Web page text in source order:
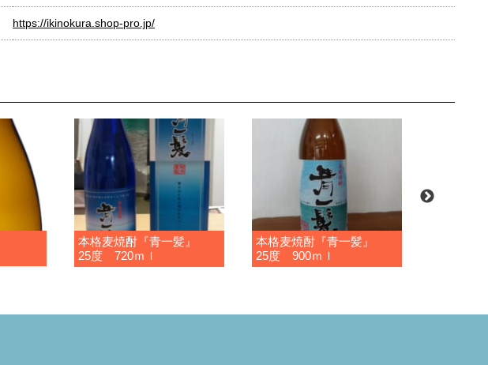
https://ikinokura.shop-pro.jp/
本格麦焼酎『青一髪』
25度 720ｍｌ
本格麦焼酎『青一髪』
25度 900ｍｌ